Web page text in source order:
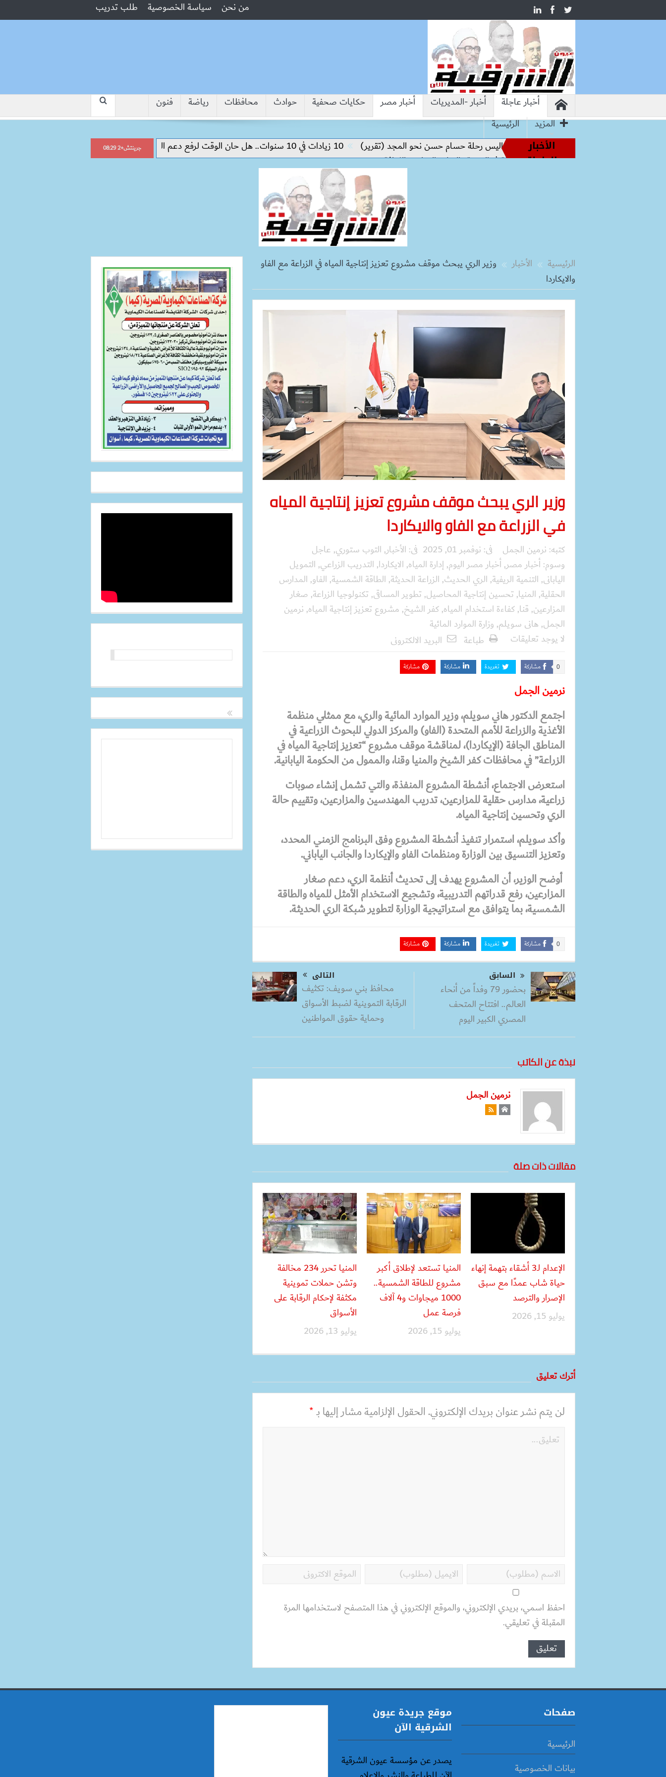
من نحن سياسة الخصوصية طلب تدريب
أخبار عاجلة أخبار -المديريات أخبار مصر حكايات صحفية حوادث محافظات رياضة
فنون
المزيد
الرئيسية
الأخبار
العاجلة
الملاعب إلى قيادة الفراعنة.. كواليس رحلة حسام حسن نحو المجد (تقرير) 10 زيادات في 10 سنوات.. هل حان الوقت لرفع دعم البنزين نهائيا؟
“جبروت امرأة”.. مارست الرذيلة أمام
وتشاد تفتحان صفحة جديدة للشراكة في الصحة والنقل والتعليم والثقافة
جرينتش+2 08:29
الرئيسية الأخبار
وزير الري يبحث موقف مشروع تعزيز إنتاجية المياه في الزراعة مع الفاو
والايكاردا
وزير الري يبحث موقف مشروع تعزيز إنتاجية المياه
في الزراعة مع الفاو والايكاردا
كتبه: نرمين الجمل فى: نوفمبر 01, 2025 فى: الأخبار, التوب ستوري, عاجل
وسوم:أخبار مصر,أخبار مصر اليوم, إدارة المياه, الايكاردا, التدريب الزراعي, التمويل
اليابانى, التنمية الريفية, الري الحديث, الزراعة الحديثة, الطاقة الشمسية, الفاو, المدارس
الحقلية, المنيا, تحسين إنتاجية المحاصيل, تطوير المساقى, تكنولوجيا الزراعة, صغار
المزارعين, قنا,كفاءة استخدام المياه,كفر الشيخ, مشروع تعزيز إنتاجية المياه, نرمين
الجمل, هانى سويلم, وزارة الموارد المائية
لا يوجد تعليقات
طباعة البريد الالكترونى
مشاركة 0 تغريدة مشاركة مشاركة
نرمين الجمل
اجتمع الدكتور هاني سويلم، وزير الموارد المائية والري، مع ممثلي منظمة
الأغذية والزراعة للأمم المتحدة (الفاو) والمركز الدولي للبحوث الزراعية في
المناطق الجافة (الإيكاردا)، لمناقشة موقف مشروع “تعزيز إنتاجية المياه في
الزراعة” في محافظات كفر الشيخ والمنيا وقنا، والممول من الحكومة اليابانية.
استعرض الاجتماع، أنشطة المشروع المنفذة، والتي تشمل إنشاء صوبات
زراعية، مدارس حقلية للمزارعين، تدريب المهندسين والمزارعين، وتقييم حالة
الري وتحسين إنتاجية المياه.
وأكد سويلم، استمرار تنفيذ أنشطة المشروع وفق البرنامج الزمني المحدد،
وتعزيز التنسيق بين الوزارة ومنظمات الفاو والإيكاردا والجانب الياباني.
أوضح الوزير، أن المشروع يهدف إلى تحديث أنظمة الري، دعم صغار
المزارعين، رفع قدراتهم التدريبية، وتشجيع الاستخدام الأمثل للمياه والطاقة
الشمسية، بما يتوافق مع استراتيجية الوزارة لتطوير شبكة الري الحديثة.
مشاركة 0 تغريدة مشاركة مشاركة
السابق
بحضور 79 وفداً من أنحاء
العالم.. افتتاح المتحف
المصري الكبير اليوم
التالى
محافظ بني سويف: تكثيف
الرقابة التموينية لضبط الأسواق
وحماية حقوق المواطنين
نبذة عن الكاتب
نرمين الجمل
مقالات ذات صلة
الإعدام لـ3 أشقاء بتهمة إنهاء
حياة شاب عمدًا مع سبق
الإصرار والترصد
يوليو 15, 2026
المنيا تستعد لإطلاق أكبر
مشروع للطاقة الشمسية..
1000 ميجاوات و4 آلاف
فرصة عمل
يوليو 15, 2026
المنيا تحرر 234 مخالفة
وتشن حملات تموينية
مكثفة لإحكام الرقابة على
الأسواق
يوليو 13, 2026
أترك تعليق
لن يتم نشر عنوان بريدك الإلكتروني.الحقول الإلزامية مشار إليها بـ*
احفظ اسمي، بريدي الإلكتروني، والموقع الإلكتروني في هذا المتصفح لاستخدامها المرة
المقبلة في تعليقي.
صفحات
الرئيسية
بيانات الخصوصية
موقع جريدة عيون
الشرقية الآن
يصدر عن مؤسسة عيون الشرقية